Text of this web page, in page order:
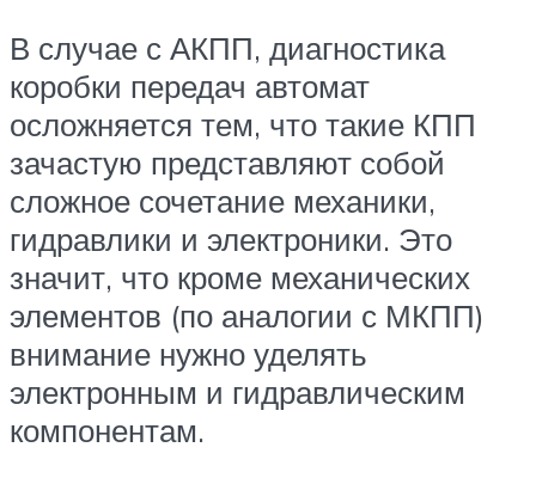
В случае с АКПП, диагностика
коробки передач автомат
осложняется тем, что такие КПП
зачастую представляют собой
сложное сочетание механики,
гидравлики и электроники. Это
значит, что кроме механических
элементов (по аналогии с МКПП)
внимание нужно уделять
электронным и гидравлическим
компонентам.